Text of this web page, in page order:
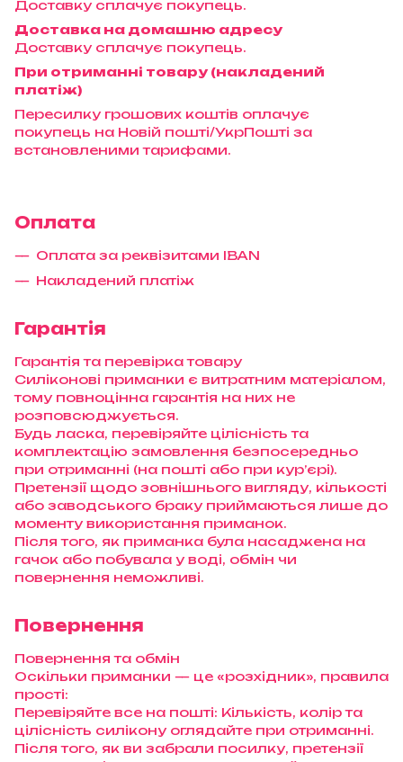
Доставку сплачує покупець.
Доставка на домашню адресу
Доставку сплачує покупець.
При отриманні товару (накладений
платіж)
Пересилку грошових коштів оплачує
покупець на Новій пошті/УкрПошті за
встановленими тарифами.
Оплата
Оплата за реквізитами IBAN
Накладений платіж
Гарантія
Гарантія та перевірка товару
Силіконові приманки є витратним матеріалом,
тому повноцінна гарантія на них не
розповсюджується.
Будь ласка, перевіряйте цілісність та
комплектацію замовлення безпосередньо
при отриманні (на пошті або при кур’єрі).
Претензії щодо зовнішнього вигляду, кількості
або заводського браку приймаються лише до
моменту використання приманок.
Після того, як приманка була насаджена на
гачок або побувала у воді, обмін чи
повернення неможливі.
Повернення
Повернення та обмін
Оскільки приманки — це «розхідник», правила
прості:
Перевіряйте все на пошті: Кількість, колір та
цілісність силікону оглядайте при отриманні.
Після того, як ви забрали посилку, претензії